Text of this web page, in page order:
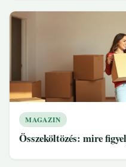
MAGAZIN
Összeköltözés: mire